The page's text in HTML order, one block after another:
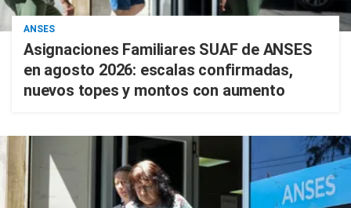
ANSES
Asignaciones Familiares SUAF de ANSES
en agosto 2026: escalas confirmadas,
nuevos topes y montos con aumento